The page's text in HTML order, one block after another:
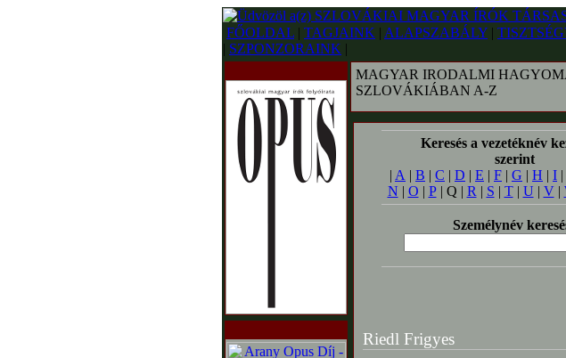
FŐOLDAL | TAGJAINK | ALAPSZABÁLY |
| SZPONZORAINK |
MAGYAR IRODALMI
SZLOVÁKIÁBAN A-Z
Keresés a vezetéknév
szerint
| A | B | C | D | E | F | G | H | I |
N | O | P| Q | R | S | T| U | V|
Személynév
Riedl Frigyes